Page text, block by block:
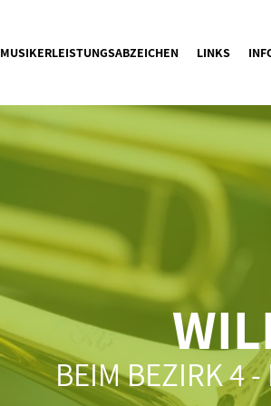
MUSIKERLEISTUNGSABZEICHEN LINKS
BEIM BEZIRK 4